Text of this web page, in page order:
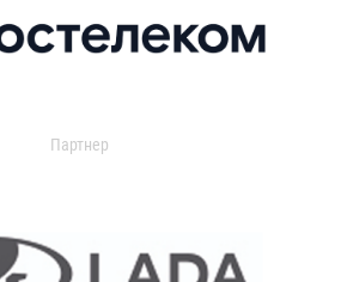
Партнер